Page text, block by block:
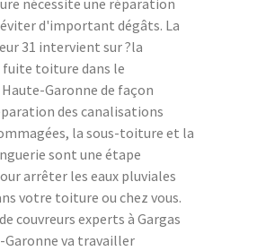
d'important dégâts. La
31 intervient sur ?la
toiture dans le
Garonne de façon
des canalisations
la sous-toiture et la
sont une étape
arrêter les eaux pluviales
votre toiture ou chez vous.
couvreurs experts à Gargas
Garonne va travailler